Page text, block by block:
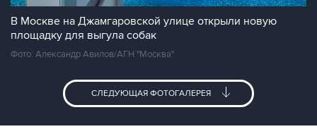
В Москве на Джамгаровской улице открыли новую
площадку для выгула собак
Фото: Александр Авилов/АГН "Москва"
СЛЕДУЮЩАЯ ФОТОГАЛЕРЕЯ